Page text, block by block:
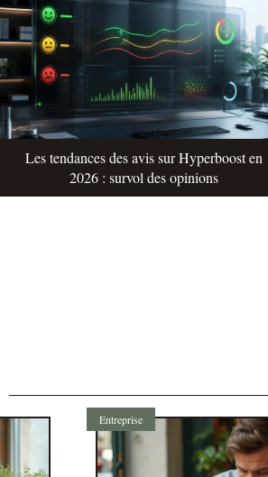
Les tendances des avis sur Hyperboost en
2026 : survol des opinions
Entreprise